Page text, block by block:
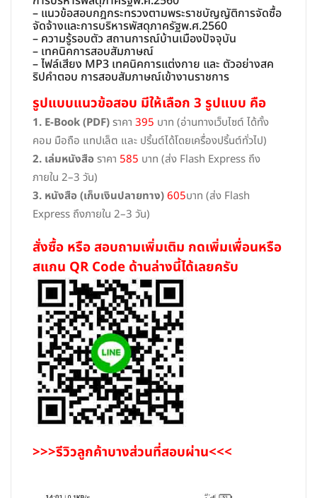
– แนวข้อสอบกฎกระทรวงตามพระราชบัญญัติการจัดซื้อ
จัดจ้างและการบริหารพัสดุภาครัฐพ.ศ.2560
– ความรู้รอบตัว สถานการณ์บ้านเมืองปัจจุบัน
– เทคนิคการสอบสัมภาษณ์
– ไฟล์เสียง MP3 เทคนิคการแต่งกาย และ ตัวอย่างสค
ริปคำตอบ การสอบสัมภาษณ์เข้างานราชการ
รูปแบบแนวข้อสอบ มีให้เลือก 3 รูปแบบ คือ
1. E-Book (PDF)ราคา 395 บาท (อ่านทางเว็บไซต์ ได้ทั้ง
คอม มือถือ แทปเล็ต และ ปริ้นต์ได้โดยเครื่องปริ้นต์ทั่วไป)
2. เล่มหนังสือราคา 585 บาท (ส่ง Flash Express ถึง
ภายใน 2–3 วัน)
3. หนังสือ (เก็บเงินปลายทาง)605บาท (ส่ง Flash
Express ถึงภายใน 2–3 วัน)
สั่งซื้อ หรือ สอบถามเพิ่มเติม กดเพิ่มเพื่อนหรือ
สแกน QR Code ด้านล่างนี้ได้เลยครับ
>>>รีวิวลูกค้าบางส่วนที่สอบผ่าน<<<